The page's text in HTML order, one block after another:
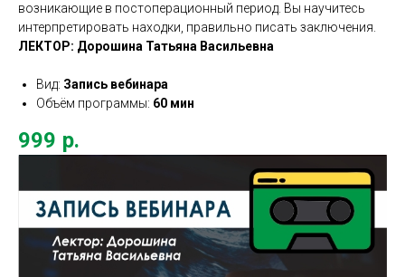
возникающие в постоперационный период. Вы научитесь
интерпретировать находки, правильно писать заключения.
ЛЕКТОР: Дорошина Татьяна Васильевна
Вид: Запись вебинара
Объём программы: 60 мин
999 р.